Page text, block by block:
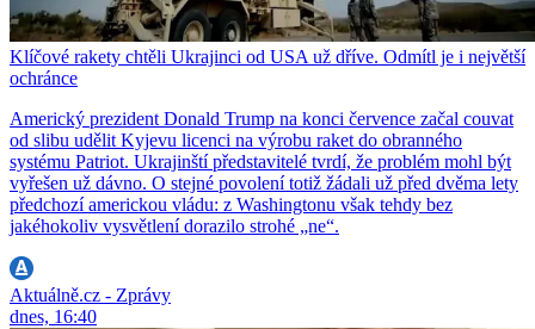
Klíčové rakety chtěli Ukrajinci od USA už dříve. Odmítl je i největší
ochránce
Americký prezident Donald Trump na konci července začal couvat
od slibu udělit Kyjevu licenci na výrobu raket do obranného
systému Patriot. Ukrajinští představitelé tvrdí, že problém mohl být
vyřešen už dávno. O stejné povolení totiž žádali už před dvěma lety
předchozí americkou vládu: z Washingtonu však tehdy bez
jakéhokoliv vysvětlení dorazilo strohé „ne“.
Aktuálně.cz - Zprávy
dnes, 16:40